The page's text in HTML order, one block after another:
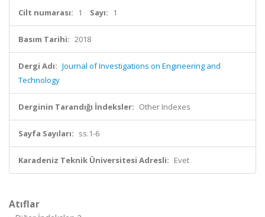
Cilt numarası: 1 Sayı: 1
Basım Tarihi: 2018
Dergi Adı: Journal of Investigations on Engineering and
Technology
Derginin Tarandığı İndeksler: Other Indexes
Sayfa Sayıları: ss.1-6
Karadeniz Teknik Üniversitesi Adresli: Evet
Atıflar